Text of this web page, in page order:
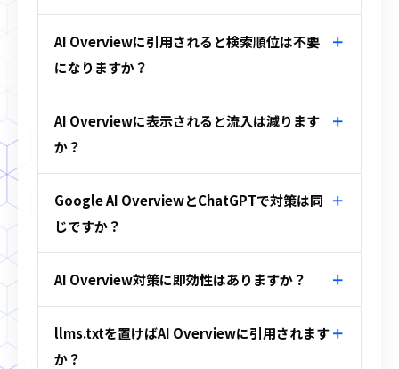
AI Overviewに引用されると検索順位は不要
になりますか？
AI Overviewに表示されると流入は減ります
か？
Google AI OverviewとChatGPTで対策は同
じですか？
AI Overview対策に即効性はありますか？
llms.txtを置けばAI Overviewに引用されます
か？